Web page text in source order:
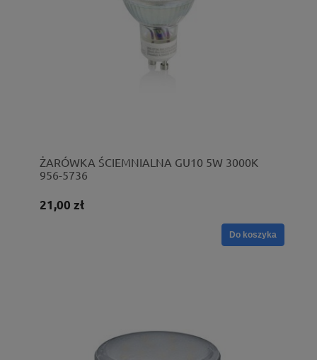
ŻARÓWKA ŚCIEMNIALNA GU10 5W 3000K
956-5736
21,00 zł
Do koszyka